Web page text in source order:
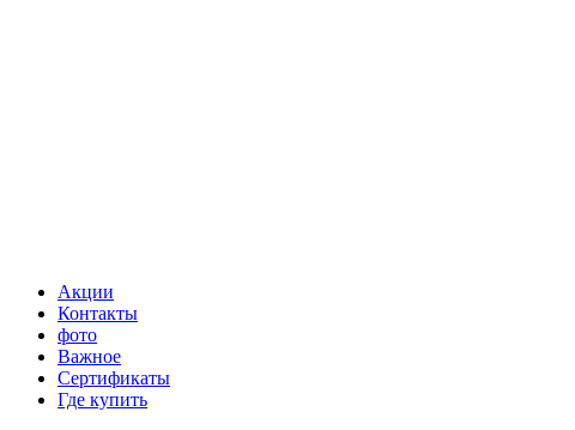
Акции
Контакты
фото
Важное
Сертификаты
Где купить